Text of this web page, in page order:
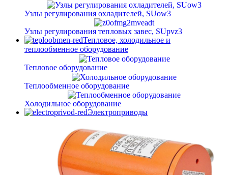
Узлы регулирования охладителей, SUow3
Узлы регулирования тепловых завес, SUpvz3
Тепловое, холодильное и
теплообменное оборудование
Тепловое оборудование
Теплообменное оборудование
Холодильное оборудование
Электроприводы